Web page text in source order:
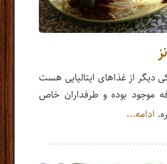
دیگر از غذاهای ایتالیایی هست
موجود بوده و طرفداران خاص
ادامه...